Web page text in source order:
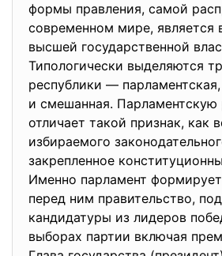
формы правления, самой
современном мире, является
высшей государственной
Типологически выделяются
республики —
и смешанная. Парламентскую
отличает такой признак, как
избираемого
закрепленное
Именно парламент
перед ним правительство,
кандидатуры из лидеров
выборах партии включая